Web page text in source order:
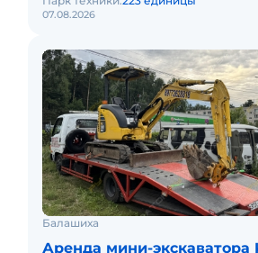
07.08.2026
Балашиха
Аренда мини-экскаватора